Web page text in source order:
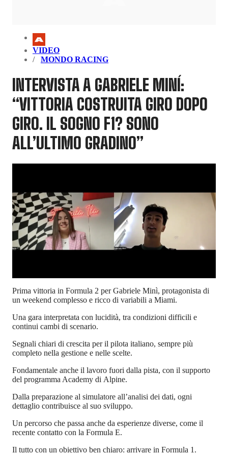
VIDEO
MONDO RACING
INTERVISTA A GABRIELE MINÍ:
“VITTORIA COSTRUITA GIRO DOPO
GIRO. IL SOGNO F1? SONO
ALL’ULTIMO GRADINO”
Prima vittoria in Formula 2 per Gabriele Minì, protagonista di
un weekend complesso e ricco di variabili a Miami.
Una gara interpretata con lucidità, tra condizioni difficili e
continui cambi di scenario.
Segnali chiari di crescita per il pilota italiano, sempre più
completo nella gestione e nelle scelte.
Fondamentale anche il lavoro fuori dalla pista, con il supporto
del programma Academy di Alpine.
Dalla preparazione al simulatore all’analisi dei dati, ogni
dettaglio contribuisce al suo sviluppo.
Un percorso che passa anche da esperienze diverse, come il
recente contatto con la Formula E.
Il tutto con un obiettivo ben chiaro: arrivare in Formula 1.